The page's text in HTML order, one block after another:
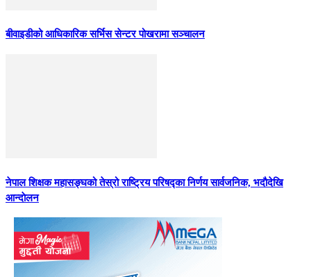
बीवाइडीको आधिकारिक सर्भिस सेन्टर पोखरामा सञ्चालन
नेपाल शिक्षक महासङ्घको तेस्रो राष्ट्रिय परिषद्का निर्णय सार्वजनिक, भदाैदेखि
आन्दाेलन